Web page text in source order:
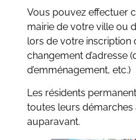
Vous pouvez effectuer
mairie de votre ville ou
lors de votre inscription
changement d’adresse
d’emménagement, etc.)
Les résidents
toutes leurs démarches
auparavant.